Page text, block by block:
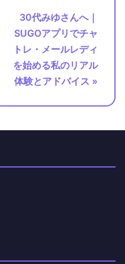
30代みゆさんへ｜
SUGOアプリでチャ
トレ・メールレディ
を始める私のリアル
体験とアドバイス »